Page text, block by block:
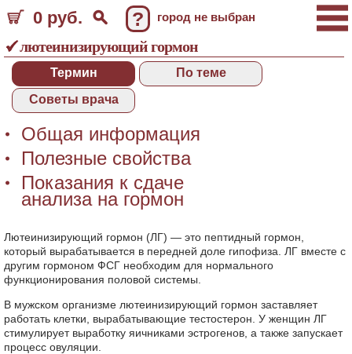
0 руб. ? город не выбран
лютеинизирующий гормон
Термин
По теме
Советы врача
Общая информация
Полезные свойства
Показания к сдаче
анализа на гормон
Лютеинизирующий гормон (ЛГ) — это пептидный гормон,
который вырабатывается в передней доле гипофиза. ЛГ вместе с
другим гормоном ФСГ необходим для нормального
функционирования половой системы.
В мужском организме лютеинизирующий гормон заставляет
работать клетки, вырабатывающие тестостерон. У женщин ЛГ
стимулирует выработку яичниками эстрогенов, а также запускает
процесс овуляции.